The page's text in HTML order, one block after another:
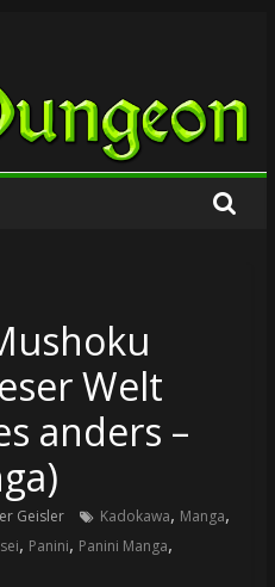
Welt
anders –
Geisler Kadokawa, Manga,
, Panini, Panini Manga,